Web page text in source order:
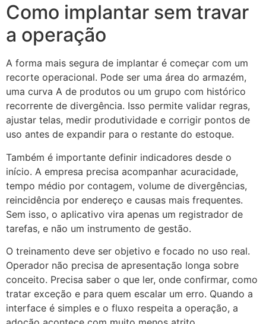
Como implantar sem travar
a operação
A forma mais segura de implantar é começar com um
recorte operacional. Pode ser uma área do armazém,
uma curva A de produtos ou um grupo com histórico
recorrente de divergência. Isso permite validar regras,
ajustar telas, medir produtividade e corrigir pontos de
uso antes de expandir para o restante do estoque.
Também é importante definir indicadores desde o
início. A empresa precisa acompanhar acuracidade,
tempo médio por contagem, volume de divergências,
reincidência por endereço e causas mais frequentes.
Sem isso, o aplicativo vira apenas um registrador de
tarefas, e não um instrumento de gestão.
O treinamento deve ser objetivo e focado no uso real.
Operador não precisa de apresentação longa sobre
conceito. Precisa saber o que ler, onde confirmar, como
tratar exceção e para quem escalar um erro. Quando a
interface é simples e o fluxo respeita a operação, a